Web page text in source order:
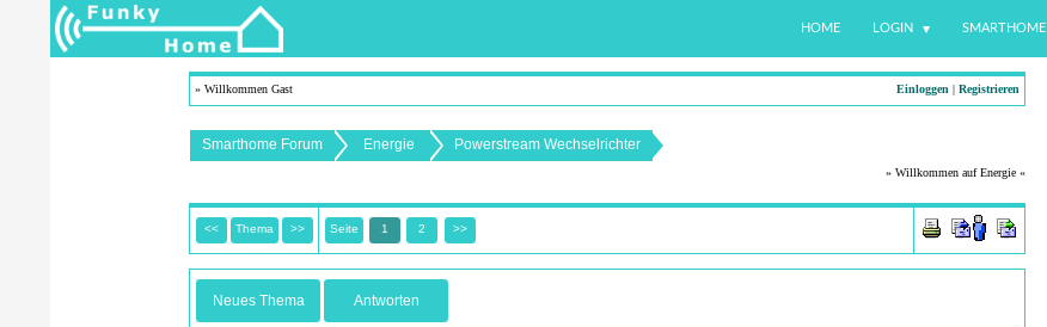
HOME LOGIN SMARTHOME
» Willkommen Gast Einloggen |Registrieren
Smarthome Forum Energie Powerstream Wechselrichter
» Willkommen auf Energie «
<< Thema >> Seite 1 2 >>
Neues Thema Antworten